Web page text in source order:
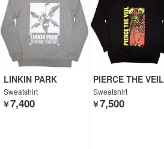
LINKIN PARK
Sweatshirt
￥7,400
PIERCE THE VEIL
Sweatshirt
￥7,500